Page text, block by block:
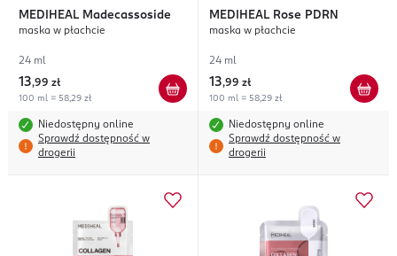
MEDIHEAL Madecassoside
maska w płachcie
24 ml
13,99 zł
100 ml = 58,29 zł
Niedostępny online
Sprawdź dostępność w
drogerii
MEDIHEAL Rose PDRN
maska w płachcie
24 ml
13,99 zł
100 ml = 58,29 zł
Niedostępny online
Sprawdź dostępność w
drogerii